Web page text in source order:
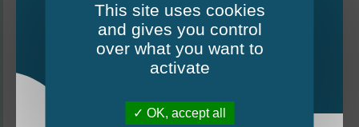
CONTACTEZ-NOUS
Le Mag - édition estivale
This site uses cookies
and gives you control
over what you want to
activate
OK, accept all